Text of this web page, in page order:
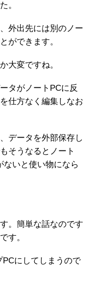
。
外出先には別のノー
ができます。
大変ですね。
タがノートPCに反
仕方なく編集しなお
データを外部保存し
そうなるとノート
ないと使い物になら
。簡単な話なのです
す。
にしてしまうので